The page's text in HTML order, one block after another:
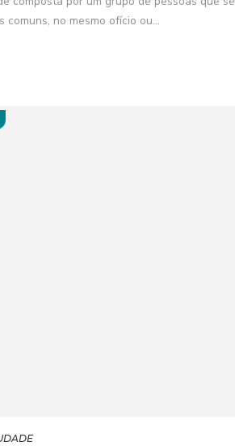
no mesmo ofício ou...